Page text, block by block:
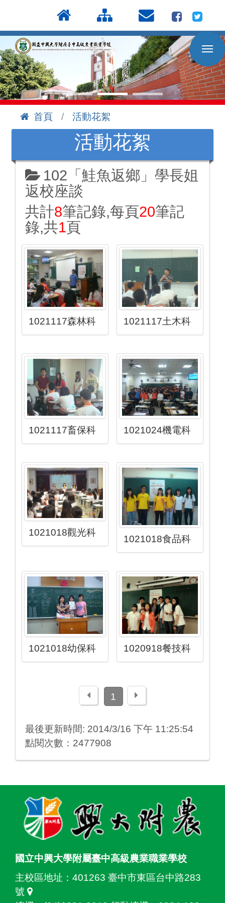
到
主
要
內
容
區
首頁
活動花絮
活動花絮
102「鮭魚返鄉」學長姐
返校座談
共計8筆記錄,每頁20筆記
錄,共1頁
1021117森林科 1021117土木科
1021117畜保科 1021024機電科
1021018觀光科
1021018食品科
1021018幼保科 1020918餐技科
上一頁1 下一頁
最後更新時間: 2014/3/16 下午 11:25:54
點閱次數：2477908
國立中興大學附屬臺中高級農業職業學校
主校區地址： 401263 臺中市東區台中路283
號